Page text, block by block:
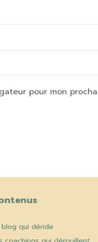
pour mon
blog qui déride